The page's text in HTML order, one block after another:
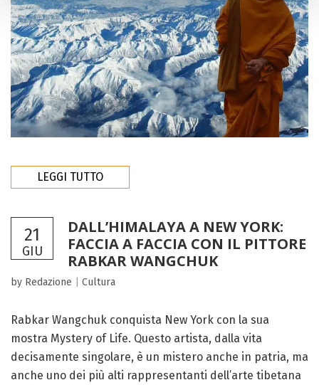
LEGGI TUTTO
21
GIU
DALL’HIMALAYA A NEW YORK:
FACCIA A FACCIA CON IL PITTORE
RABKAR WANGCHUK
by Redazione Cultura
Rabkar Wangchuk conquista New York con la sua
mostra Mystery of Life. Questo artista, dalla vita
decisamente singolare, è un mistero anche in patria, ma
anche uno dei più alti rappresentanti dell’arte tibetana